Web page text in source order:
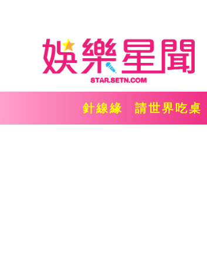
針線緣 請世界吃桌